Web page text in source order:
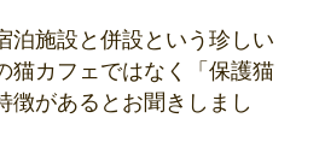
泊施設と併設という珍しい
猫カフェではなく「保護猫
徴があるとお聞きしまし